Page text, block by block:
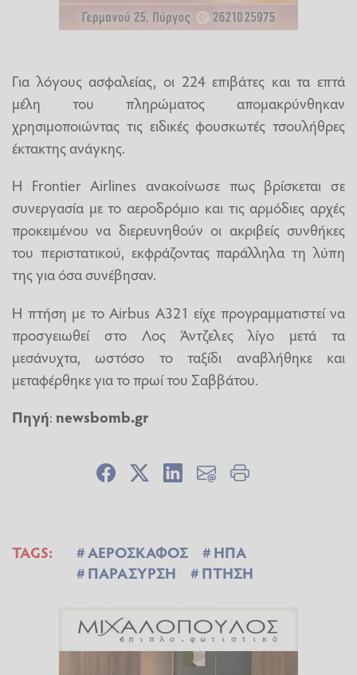
Για λόγους ασφαλείας, οι 224 επιβάτες και τα επτά
μέλη του πληρώματος απομακρύνθηκαν
χρησιμοποιώντας τις ειδικές φουσκωτές τσουλήθρες
έκτακτης ανάγκης.
Η Frontier Airlines ανακοίνωσε πως βρίσκεται σε
συνεργασία με το αεροδρόμιο και τις αρμόδιες αρχές
προκειμένου να διερευνηθούν οι ακριβείς συνθήκες
του περιστατικού, εκφράζοντας παράλληλα τη λύπη
της για όσα συνέβησαν.
Η πτήση με το Airbus A321 είχε προγραμματιστεί να
προσγειωθεί στο Λος Άντζελες λίγο μετά τα
μεσάνυχτα, ωστόσο το ταξίδι αναβλήθηκε και
μεταφέρθηκε για το πρωί του Σαββάτου.
Πηγή:newsbomb.gr
TAGS: ΑΕΡΟΣΚΑΦΟΣ
ΗΠΑ
ΠΑΡΑΣΥΡΣΗ
ΠΤΗΣΗ